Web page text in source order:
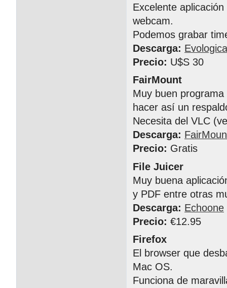
Excelente
webcam.
Podemos grabar
Descarga:
Precio: U$S 30
FairMount
Muy buen
hacer así un
Necesita del VLC
Descarga:
Precio: Gratis
File Juicer
Muy buena
y PDF entre otras
Descarga: Echoone
Precio: €12.95
Firefox
El browser que
Mac OS.
Funciona de